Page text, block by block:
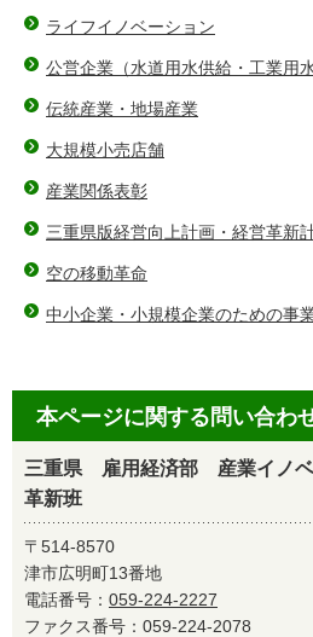
ライフイノベーション
公営企業（水道用水供給・工業用水
伝統産業・地場産業
大規模小売店舗
産業関係表彰
三重県版経営向上計画・経営革新
空の移動革命
中小企業・小規模企業のための事
本ページに関する問い合わ
三重県 雇用経済部 産業イノ
革新班
〒514-8570
津市広明町13番地
電話番号： 059-224-2227
ファクス番号：059-224-2078